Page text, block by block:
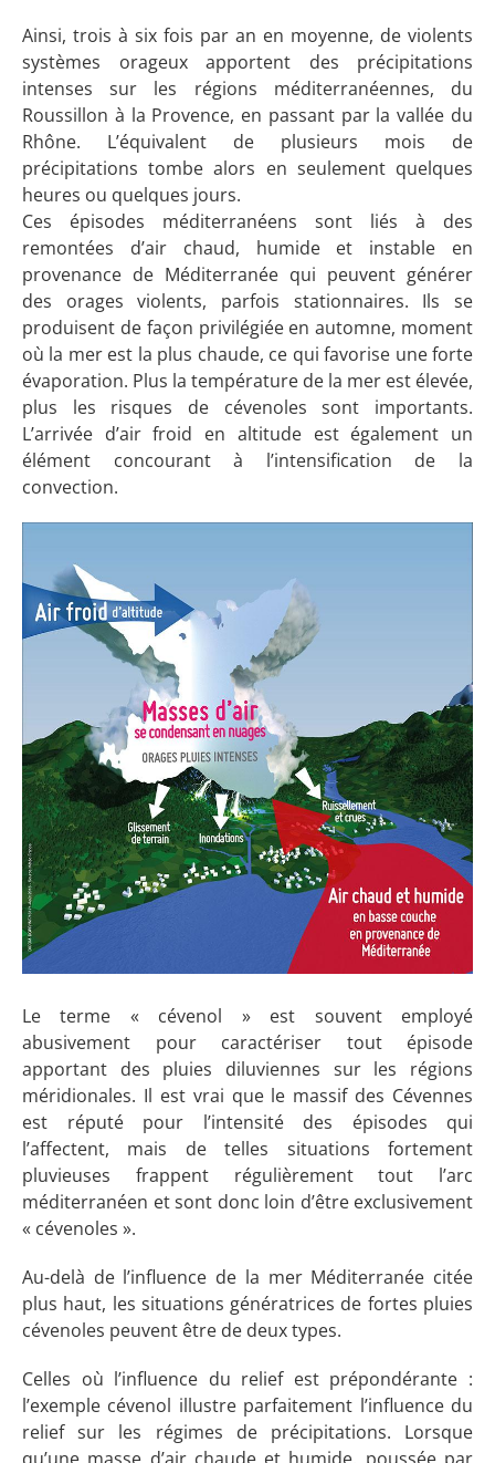
Ainsi, trois à six fois par an en moyenne, de violents
systèmes orageux apportent des précipitations
intenses sur les régions méditerranéennes, du
Roussillon à la Provence, en passant par la vallée du
Rhône. L’équivalent de plusieurs mois de
précipitations tombe alors en seulement quelques
heures ou quelques jours.
Ces épisodes méditerranéens sont liés à des
remontées d’air chaud, humide et instable en
provenance de Méditerranée qui peuvent générer
des orages violents, parfois stationnaires. Ils se
produisent de façon privilégiée en automne, moment
où la mer est la plus chaude, ce qui favorise une forte
évaporation. Plus la température de la mer est élevée,
plus les risques de cévenoles sont importants.
L’arrivée d’air froid en altitude est également un
élément concourant à l’intensification de la
convection.
Le terme « cévenol » est souvent employé
abusivement pour caractériser tout épisode
apportant des pluies diluviennes sur les régions
méridionales. Il est vrai que le massif des Cévennes
est réputé pour l’intensité des épisodes qui
l’affectent, mais de telles situations fortement
pluvieuses frappent régulièrement tout l’arc
méditerranéen et sont donc loin d’être exclusivement
« cévenoles ».
Au-delà de l’influence de la mer Méditerranée citée
plus haut, les situations génératrices de fortes pluies
cévenoles peuvent être de deux types.
Celles où l’influence du relief est prépondérante :
l’exemple cévenol illustre parfaitement l’influence du
relief sur les régimes de précipitations. Lorsque
qu’une masse d’air chaude et humide, poussée par